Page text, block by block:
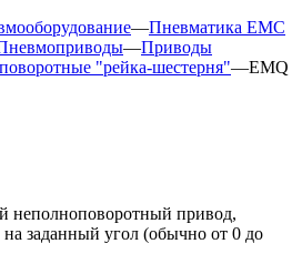
—Пневматика EMC
—Приводы
"рейка-шестерня"—EMQ
неполноповоротный привод,
заданный угол (обычно от 0 до